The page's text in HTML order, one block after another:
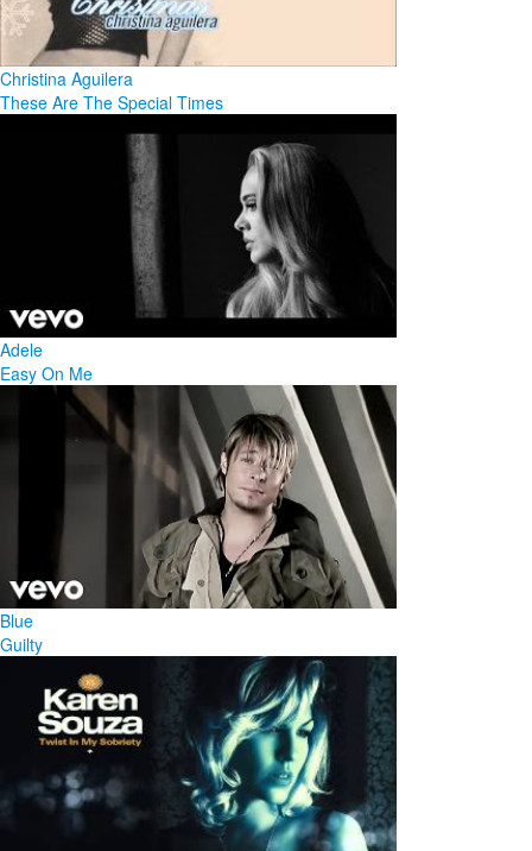
Christina Aguilera
These Are The Special Times
Adele
Easy On Me
Blue
Guilty